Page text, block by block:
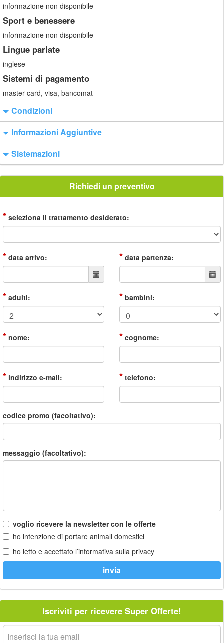
informazione non disponibile
Sport e benessere
informazione non disponibile
Lingue parlate
inglese
Sistemi di pagamento
master card, visa, bancomat
Condizioni
Informazioni Aggiuntive
Sistemazioni
Richiedi un preventivo
* seleziona il trattamento desiderato:
* data arrivo: * data partenza:
* adulti: * bambini:
* nome: * cognome:
* indirizzo e-mail: * telefono:
codice promo (facoltativo):
messaggio (facoltativo):
voglio ricevere la newsletter con le offerte
ho intenzione di portare animali domestici
ho letto e accettato l’informativa sulla privacy
Iscriviti per ricevere Super Offerte!
La
tua